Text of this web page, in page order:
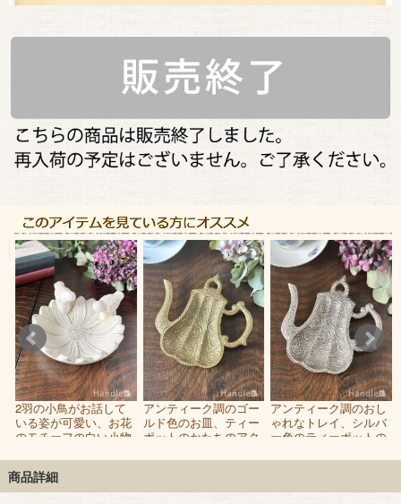
2羽の小鳥がお話して
いる姿が可愛い、お花
のモチーフの白い小物
アンティーク調のゴー
ルド色のお皿、ティー
ポットのかたちのアク
アンティーク調のおし
ゃれなトレイ、シルバ
ー色のティーポットの
イ
商品詳細